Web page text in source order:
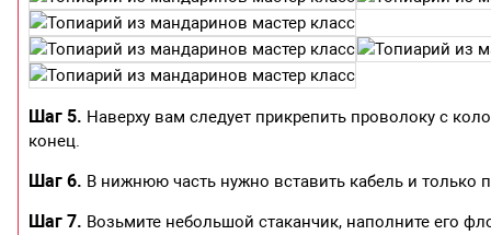
Шаг 5. Наверху вам следует прикрепить проволоку с
конец.
Шаг 6. В нижнюю часть нужно вставить кабель и только
Шаг 7. Возьмите небольшой стаканчик, наполните его